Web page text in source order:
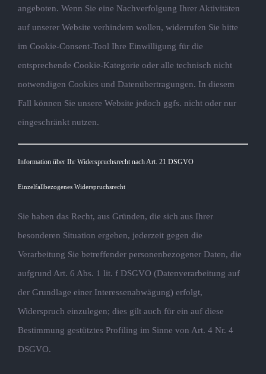
angeboten. Wenn Sie eine Nachverfolgung Ihrer Aktivitäten
auf unserer Website verhindern wollen, widerrufen Sie bitte
im Cookie-Consent-Tool Ihre Einwilligung für die
entsprechende Cookie-Kategorie oder alle technisch nicht
notwendigen Cookies und Datenübertragungen. In diesem
Fall können Sie unsere Website jedoch ggfs. nicht oder nur
eingeschränkt nutzen.
Information über Ihr Widerspruchsrecht nach Art. 21 DSGVO
Einzelfallbezogenes Widerspruchsrecht
Sie haben das Recht, aus Gründen, die sich aus Ihrer
besonderen Situation ergeben, jederzeit gegen die
Verarbeitung Sie betreffender personenbezogener Daten, die
aufgrund Art. 6 Abs. 1 lit. f DSGVO (Datenverarbeitung auf
der Grundlage einer Interessenabwägung) erfolgt,
Widerspruch einzulegen; dies gilt auch für ein auf diese
Bestimmung gestütztes Profiling im Sinne von Art. 4 Nr. 4
DSGVO.